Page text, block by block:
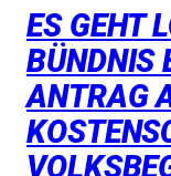
ES GEHT
BÜNDNIS
ANTRAG